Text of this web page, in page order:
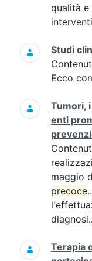
qualità e
Studi
Ecco
Tumori,
enti
maggio
precoce
Terapia